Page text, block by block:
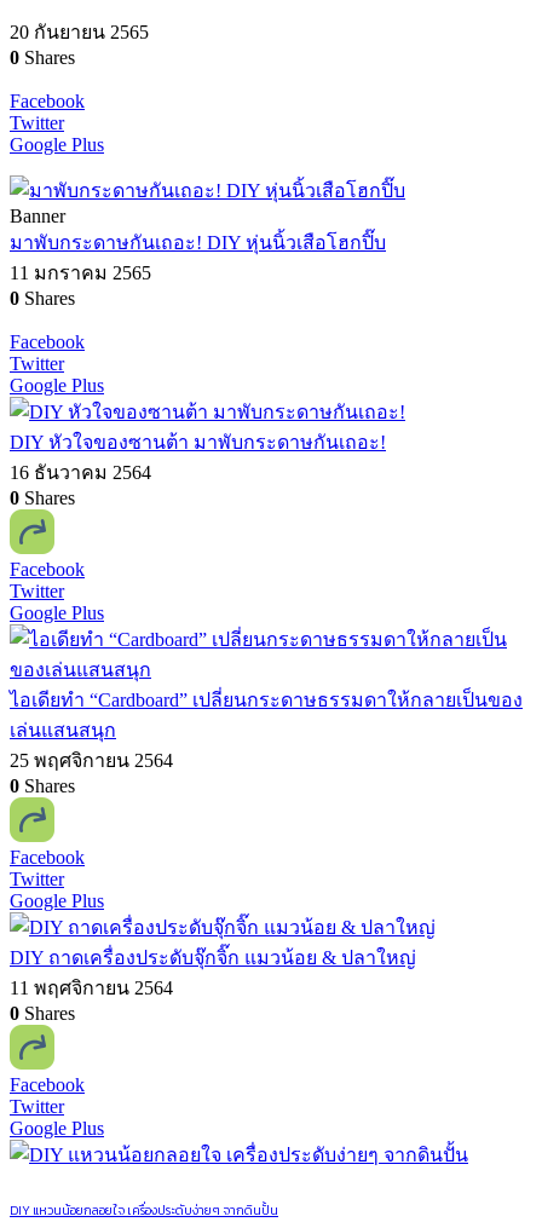
20 กันยายน 2565
0 Shares
Facebook
Twitter
Google Plus
Banner
มาพับกระดาษกันเถอะ! DIY หุ่นนิ้วเสือโฮกปิ๊บ
11 มกราคม 2565
0 Shares
Facebook
Twitter
Google Plus
DIY หัวใจของซานต้า มาพับกระดาษกันเถอะ!
16 ธันวาคม 2564
0 Shares
Facebook
Twitter
Google Plus
ไอเดียทำ “Cardboard” เปลี่ยนกระดาษธรรมดาให้กลายเป็นของ
เล่นแสนสนุก
25 พฤศจิกายน 2564
0 Shares
Facebook
Twitter
Google Plus
DIY ถาดเครื่องประดับจุ๊กจิ๊ก แมวน้อย & ปลาใหญ่
11 พฤศจิกายน 2564
0 Shares
Facebook
Twitter
Google Plus
DIY แหวนน้อยกลอยใจ เครื่องประดับง่ายๆ จากดินปั้น